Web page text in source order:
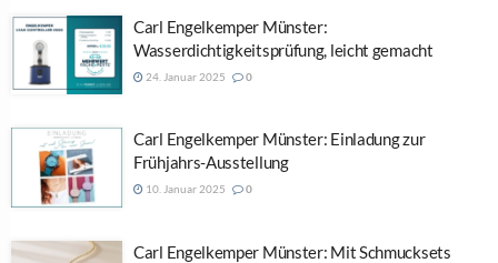
Carl Engelkemper Münster:
Wasserdichtigkeitsprüfung, leicht gemacht
24. Januar 2025 0
Carl Engelkemper Münster: Einladung zur
Frühjahrs-Ausstellung
10. Januar 2025 0
Carl Engelkemper Münster: Mit Schmucksets